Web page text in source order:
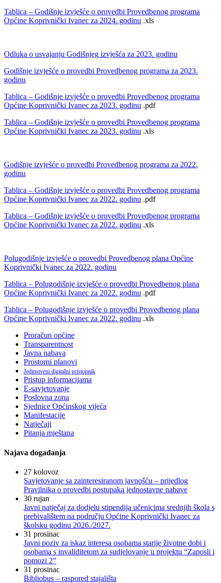
Tablica – Godišnje izvješće o provedbi Provedbenog programa
Općine Koprivnički Ivanec za 2024. godinu .xls
Odluka o usvajanju Godišnjeg izvješća za 2023. godinu
Godišnje izvješće o provedbi Provedbenog programa za 2023.
godinu
Tablica – Godišnje izvješće o provedbi Provedbenog programa
Općine Koprivnički Ivanec za 2023. godinu .pdf
Tablica – Godišnje izvješće o provedbi Provedbenog programa
Općine Koprivnički Ivanec za 2023. godinu .xls
Godišnje izvješće o provedbi Provedbenog programa za 2022.
godinu
Tablica – Godišnje izvješće o provedbi Provedbenog programa
Općine Koprivnički Ivanec za 2022. godinu .pdf
Tablica – Godišnje izvješće o provedbi Provedbenog programa
Općine Koprivnički Ivanec za 2022. godinu .xls
Polugodišnje izvješće o provedbi Provedbenog plana Općine
Koprivnički Ivanec za 2022. godinu
Tablica – Polugodišnje izvješće o provedbi Provedbenog plana
Općine Koprivnički Ivanec za 2022. godinu .pdf
Tablica – Polugodišnje izvješće o provedbi Provedbenog plana
Općine Koprivnički Ivanec za 2022. godinu .xls
Proračun općine
Transparentnost
Javna nabava
Prostorni planovi
Jedinstveni digitalni pristupnik
Pristup informacijama
E-savjetovanje
Poslovna zona
Sjednice Općinskog vijeća
Manifestacije
Natječaji
Pitanja mještana
Najava događanja
27 kolovoz
Savjetovanje sa zainteresiranom javnošću – prijedlog
Pravilnika o provedbi postupaka jednostavne nabave
30 rujan
Javni natječaj za dodjelu stipendija učenicima srednjih škola s
prebivalištem na području Općine Koprivnički Ivanec za
školsku godinu 2026./2027.
31 prosinac
Javni poziv za iskaz interesa osobama starije životne dobi i
osobama s invaliditetom za sudjelovanje u projektu “Zaposli i
pomozi 2”
31 prosinac
Bibliobus – raspored stajališta